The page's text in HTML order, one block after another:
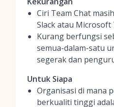
Ciri Team Chat
Slack atau Microsoft
Kurang berfungsi
semua-dalam-satu
segerak dan
Untuk Siapa
Organisasi di mana
berkualiti tinggi